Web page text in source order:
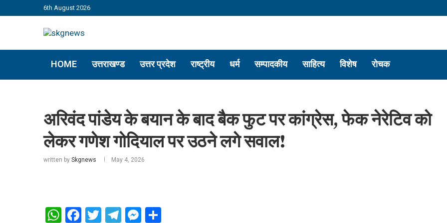
6th August 2026
HOME उत्तराखण्ड उत्तर प्रदेश राष्ट्रीय धर्म सम्पादकीय साहित्य विशेष रोचक
अरिवंद पांडेय के बयान के बाद बैक फुट पर कांग्रेस, फेक नेरेटिव को
लेकर गणेश गोदियाल पर उठने लगे सवाल!
written by Skgnews May 4, 2026
WhatsApp
Facebook
Twitter
Telegram
Messenger